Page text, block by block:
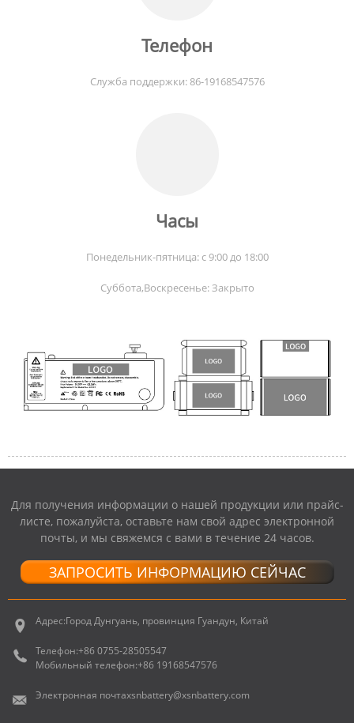
Телефон
Служба поддержки: 86-19168547576
Часы
Понедельник-пятница: с 9:00 до 18:00
Суббота,Воскресенье: Закрыто
Для получения информации о нашей продукции или прайс-
листе, пожалуйста, оставьте нам свой адрес электронной
почты, и мы свяжемся с вами в течение 24 часов.
ЗАПРОСИТЬ ИНФОРМАЦИЮ СЕЙЧАС
Адрес:Город Дунгуань, провинция Гуандун, Китай
Телефон:+86 0755-28505547
Мобильный телефон:+86 19168547576
Электронная почтаxsnbattery@xsnbattery.com